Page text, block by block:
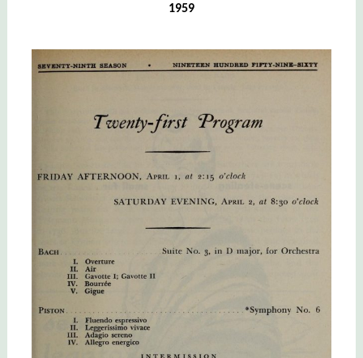
1959